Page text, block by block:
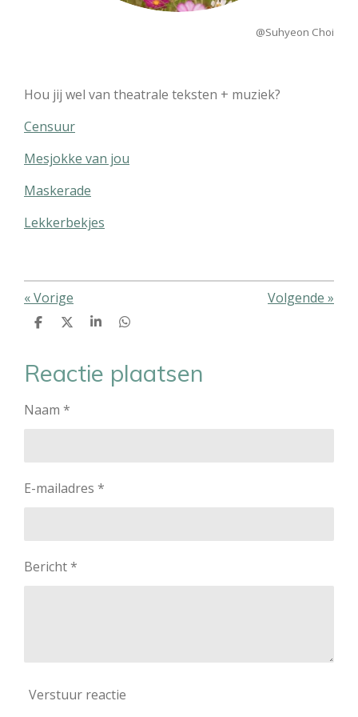
@Suhyeon Choi
Hou jij wel van theatrale teksten + muziek?
Censuur
Mesjokke van jou
Maskerade
Lekkerbekjes
«Vorige Volgende »
D
e
n
D
S
e
D
e
Reactie plaatsen
Naam *
E-mailadres *
Bericht *
Verstuur reactie